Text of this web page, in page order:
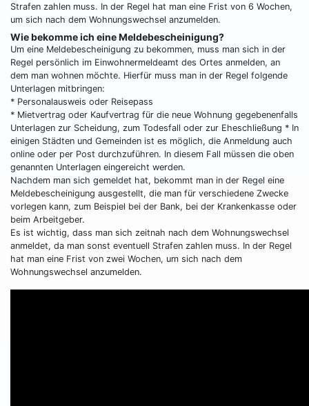
Strafen zahlen muss. In der Regel hat man eine Frist von 6 Wochen,
um sich nach dem Wohnungswechsel anzumelden.
Wie bekomme ich eine Meldebescheinigung?
Um eine Meldebescheinigung zu bekommen, muss man sich in der
Regel persönlich im Einwohnermeldeamt des Ortes anmelden, an
dem man wohnen möchte. Hierfür muss man in der Regel folgende
Unterlagen mitbringen:
* Personalausweis oder Reisepass
* Mietvertrag oder Kaufvertrag für die neue Wohnung gegebenenfalls
Unterlagen zur Scheidung, zum Todesfall oder zur Eheschließung * In
einigen Städten und Gemeinden ist es möglich, die Anmeldung auch
online oder per Post durchzuführen. In diesem Fall müssen die oben
genannten Unterlagen eingereicht werden.
Nachdem man sich gemeldet hat, bekommt man in der Regel eine
Meldebescheinigung ausgestellt, die man für verschiedene Zwecke
vorlegen kann, zum Beispiel bei der Bank, bei der Krankenkasse oder
beim Arbeitgeber.
Es ist wichtig, dass man sich zeitnah nach dem Wohnungswechsel
anmeldet, da man sonst eventuell Strafen zahlen muss. In der Regel
hat man eine Frist von zwei Wochen, um sich nach dem
Wohnungswechsel anzumelden.